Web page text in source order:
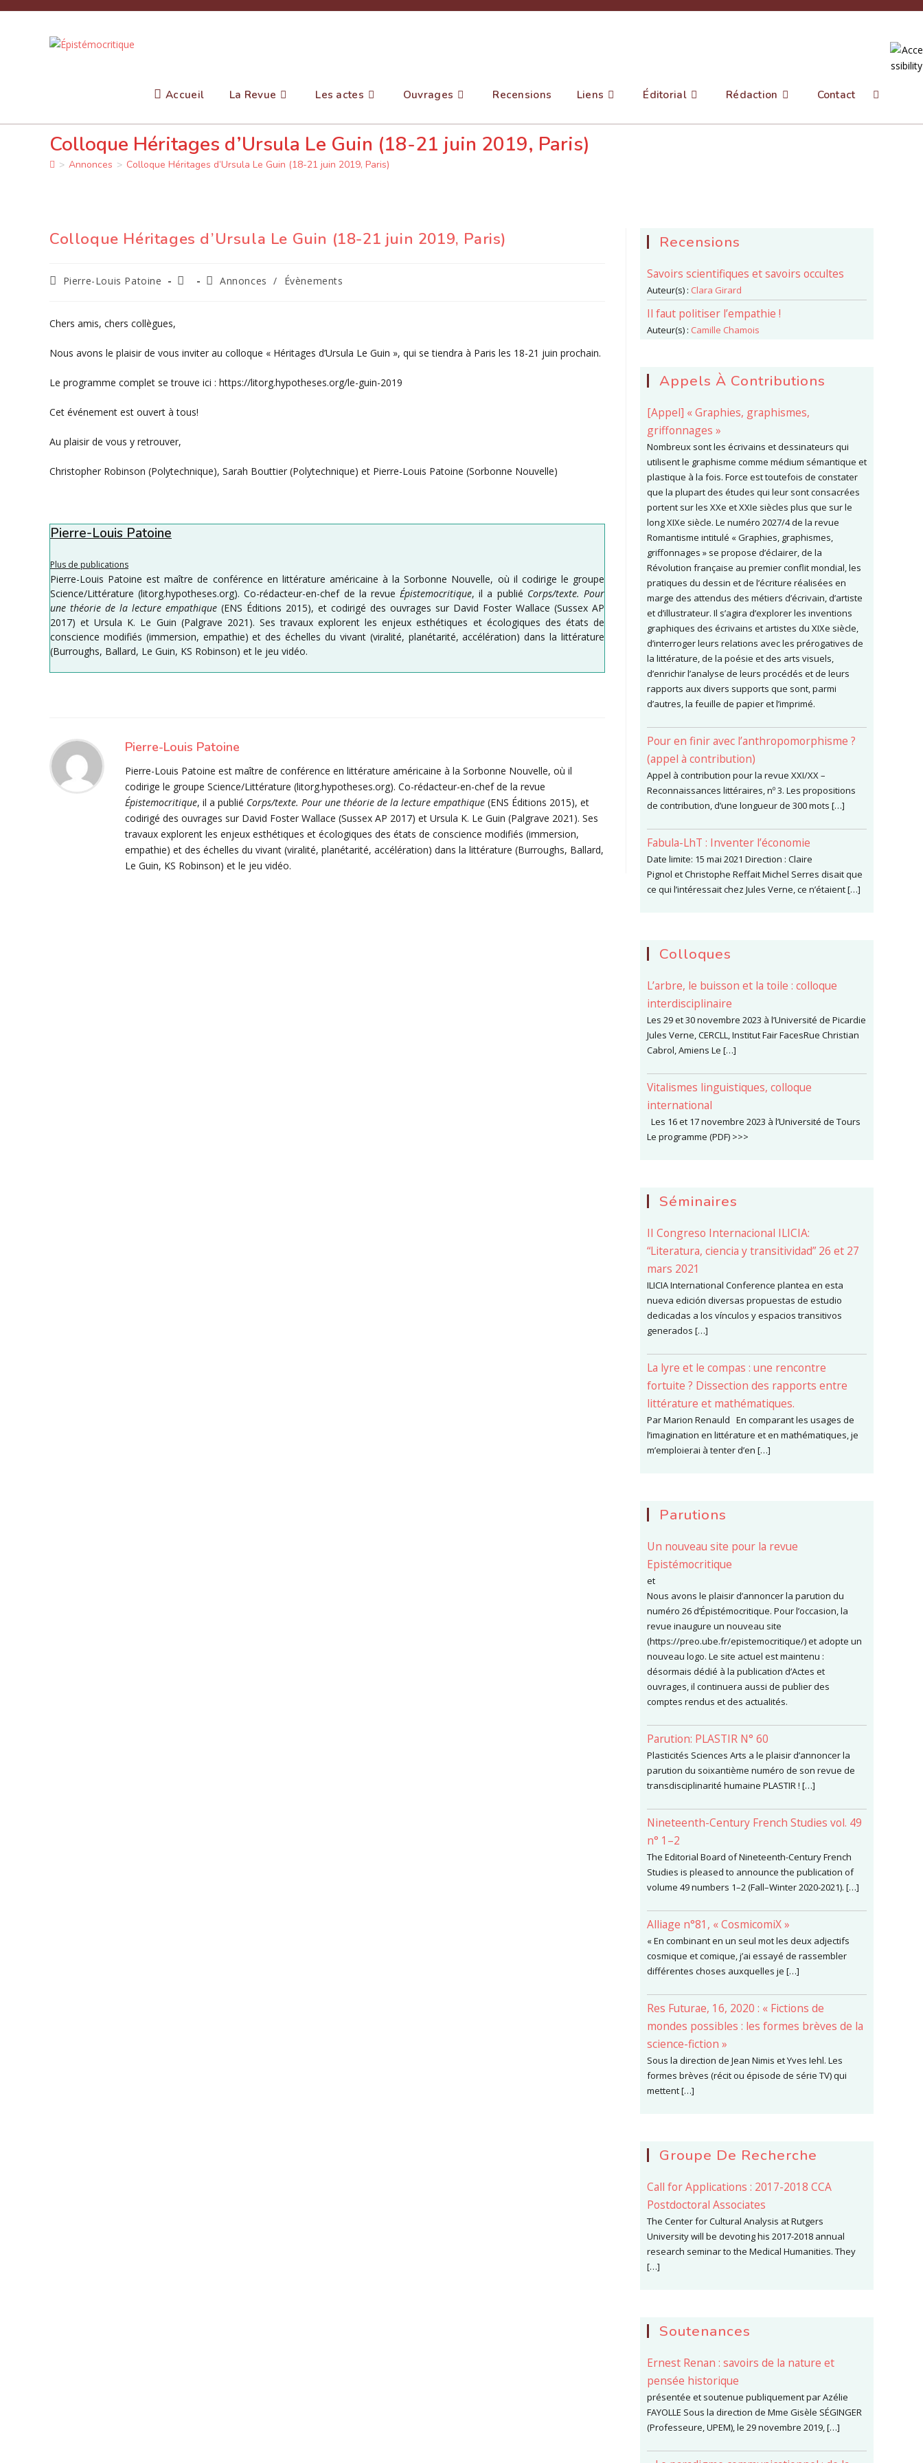
Accueil La Revue Les actes Ouvrages Recensions Liens Éditorial Rédaction Contact Toggle
Colloque Héritages d’Ursula Le Guin (18-21 juin 2019, Paris)
> Annonces > Colloque Héritages d’Ursula Le Guin (18-21 juin 2019, Paris)
Colloque Héritages d’Ursula Le Guin (18-21 juin 2019, Paris)
Auteur/autrice
publication :
Pierre-Louis Patoine
Publication
PostAnnonces / Évènements
Chers amis, chers collègues,
Nous avons le plaisir de vous inviter au colloque « Héritages d’Ursula Le Guin », qui se tiendra à Paris les 18-21 juin prochain.
Le programme complet se trouve ici : https://litorg.hypotheses.org/le-guin-2019
Cet événement est ouvert à tous!
Au plaisir de vous y retrouver,
Christopher Robinson (Polytechnique), Sarah Bouttier (Polytechnique) et Pierre-Louis Patoine (Sorbonne Nouvelle)
Pierre-Louis Patoine
Plus de publications
Pierre-Louis Patoine est maître de conférence en littérature américaine à la Sorbonne Nouvelle, où il codirige le groupe
Science/Littérature (litorg.hypotheses.org). Co-rédacteur-en-chef de la revueÉpistemocritique, il a publié Corps/texte. Pour
une théorie de la lecture empathique (ENS Éditions 2015), et codirigé des ouvrages sur David Foster Wallace (Sussex AP
2017) et Ursula K. Le Guin (Palgrave 2021). Ses travaux explorent les enjeux esthétiques et écologiques des états de
conscience modifiés (immersion, empathie) et des échelles du vivant (viralité, planétarité, accélération) dans la littérature
(Burroughs, Ballard, Le Guin, KS Robinson) et le jeu vidéo.
Pierre-Louis Patoine
Pierre-Louis Patoine est maître de conférence en littérature américaine à la Sorbonne Nouvelle, où il
codirige le groupe Science/Littérature (litorg.hypotheses.org). Co-rédacteur-en-chef de la revue
Épistemocritique, il a publié Corps/texte. Pour une théorie de la lecture empathique (ENS Éditions 2015), et
codirigé des ouvrages sur David Foster Wallace (Sussex AP 2017) et Ursula K. Le Guin (Palgrave 2021). Ses
travaux explorent les enjeux esthétiques et écologiques des états de conscience modifiés (immersion,
empathie) et des échelles du vivant (viralité, planétarité, accélération) dans la littérature (Burroughs, Ballard,
Le Guin, KS Robinson) et le jeu vidéo.
Recensions
Savoirs scientifiques et savoirs occultes
Auteur(s) : Clara Girard
Il faut politiser l’empathie !
Auteur(s) : Camille Chamois
Appels À Contributions
[Appel] « Graphies, graphismes,
griffonnages »
Nombreux sont les écrivains et dessinateurs qui
utilisent le graphisme comme médium sémantique et
plastique à la fois. Force est toutefois de constater
que la plupart des études qui leur sont consacrées
portent sur les XXe et XXIe siècles plus que sur le
long XIXe siècle. Le numéro 2027/4 de la revue
Romantisme intitulé « Graphies, graphismes,
griffonnages » se propose d’éclairer, de la
Révolution française au premier conflit mondial, les
pratiques du dessin et de l’écriture réalisées en
marge des attendus des métiers d’écrivain, d’artiste
et d’illustrateur. Il s’agira d’explorer les inventions
graphiques des écrivains et artistes du XIXe siècle,
d’interroger leurs relations avec les prérogatives de
la littérature, de la poésie et des arts visuels,
d’enrichir l’analyse de leurs procédés et de leurs
rapports aux divers supports que sont, parmi
d’autres, la feuille de papier et l’imprimé.
Pour en finir avec l’anthropomorphisme ?
(appel à contribution)
Appel à contribution pour la revue XXI/XX –
Reconnaissances littéraires, nº 3. Les propositions
de contribution, d’une longueur de 300 mots […]
Fabula-LhT : Inventer l’économie
Date limite: 15 mai 2021 Direction : Claire
Pignol et Christophe Reffait Michel Serres disait que
ce qui l’intéressait chez Jules Verne, ce n’étaient […]
Colloques
L’arbre, le buisson et la toile : colloque
interdisciplinaire
Les 29 et 30 novembre 2023 à l’Université de Picardie
Jules Verne, CERCLL, Institut Fair FacesRue Christian
Cabrol, Amiens Le […]
Vitalismes linguistiques, colloque
international
Les 16 et 17 novembre 2023 à l’Université de Tours
Le programme (PDF) >>>
Séminaires
II Congreso Internacional ILICIA:
“Literatura, ciencia y transitividad” 26 et 27
mars 2021
ILICIA International Conference plantea en esta
nueva edición diversas propuestas de estudio
dedicadas a los vínculos y espacios transitivos
generados […]
La lyre et le compas : une rencontre
fortuite ? Dissection des rapports entre
littérature et mathématiques.
Par Marion Renauld En comparant les usages de
l’imagination en littérature et en mathématiques, je
m’emploierai à tenter d’en […]
Parutions
Un nouveau site pour la revue
Epistémocritique
et
Nous avons le plaisir d’annoncer la parution du
numéro 26 d’Épistémocritique. Pour l’occasion, la
revue inaugure un nouveau site
(https://preo.ube.fr/epistemocritique/) et adopte un
nouveau logo. Le site actuel est maintenu :
désormais dédié à la publication d’Actes et
ouvrages, il continuera aussi de publier des
comptes rendus et des actualités.
Parution: PLASTIR N° 60
Plasticités Sciences Arts a le plaisir d’annoncer la
parution du soixantième numéro de son revue de
transdisciplinarité humaine PLASTIR ! […]
Nineteenth-Century French Studies vol. 49
n° 1–2
The Editorial Board of Nineteenth-Century French
Studies is pleased to announce the publication of
volume 49 numbers 1–2 (Fall–Winter 2020-2021). […]
Alliage n°81, « CosmicomiX »
« En combinant en un seul mot les deux adjectifs
cosmique et comique, j’ai essayé de rassembler
différentes choses auxquelles je […]
Res Futurae, 16, 2020 : « Fictions de
mondes possibles : les formes brèves de la
science-fiction »
Sous la direction de Jean Nimis et Yves Iehl. Les
formes brèves (récit ou épisode de série TV) qui
mettent […]
Groupe De Recherche
Call for Applications : 2017-2018 CCA
Postdoctoral Associates
The Center for Cultural Analysis at Rutgers
University will be devoting his 2017-2018 annual
research seminar to the Medical Humanities. They
[…]
Soutenances
Ernest Renan : savoirs de la nature et
pensée historique
présentée et soutenue publiquement par Azélie
FAYOLLE Sous la direction de Mme Gisèle SÉGINGER
(Professeure, UPEM), le 29 novembre 2019, […]